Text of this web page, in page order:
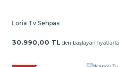
Loria Tv Sehpası
30.990,00 TL'den başlayan fiyatlarla